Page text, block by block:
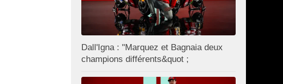
Dall'Igna : "Marquez et Bagnaia deux
champions différents&quot ;